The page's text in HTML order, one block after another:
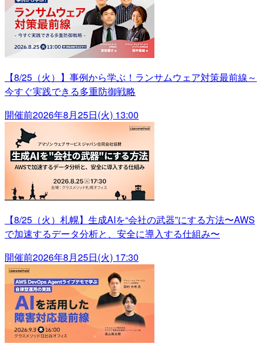
【8/25（火）】事例から学ぶ！ランサムウェア対策最前線～
今すぐ実践できる多重防御戦略
開催前2026年8月25日(火) 13:00
【8/25（火）札幌】生成AIを“会社の武器”にする方法〜AWS
で加速するデータ分析と、安全に導入する仕組み〜
開催前2026年8月25日(火) 17:30